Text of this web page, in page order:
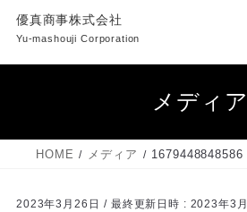
ン
キ
ー
に
優真商事株式会社
Yu-mashouji Corporation
メディア
HOME メディア 1679448848586
2023年3月26日 / 最終更新日時 : 2023年3